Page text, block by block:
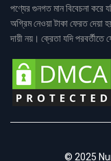
পণ্যের গুনগত মান বিবেচনা করে
অগ্রিম নেওয়া টাকা ফেরত
দায়ী নয়। ক্রেতা যদি পরবর্তীতে
© 2025